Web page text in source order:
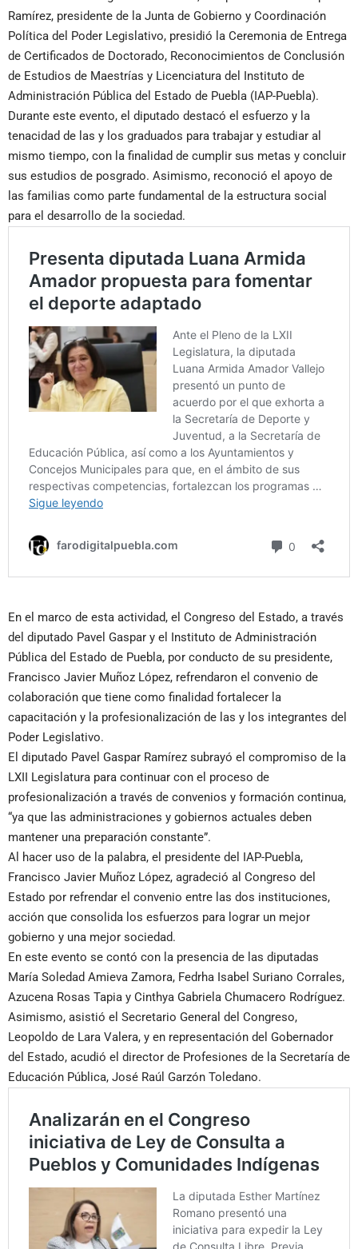
Ramírez, presidente de la Junta de Gobierno y Coordinación
Política del Poder Legislativo, presidió la Ceremonia de Entrega
de Certificados de Doctorado, Reconocimientos de Conclusión
de Estudios de Maestrías y Licenciatura del Instituto de
Administración Pública del Estado de Puebla (IAP-Puebla).
Durante este evento, el diputado destacó el esfuerzo y la
tenacidad de las y los graduados para trabajar y estudiar al
mismo tiempo, con la finalidad de cumplir sus metas y concluir
sus estudios de posgrado. Asimismo, reconoció el apoyo de
las familias como parte fundamental de la estructura social
para el desarrollo de la sociedad.
En el marco de esta actividad, el Congreso del Estado, a través
del diputado Pavel Gaspar y el Instituto de Administración
Pública del Estado de Puebla, por conducto de su presidente,
Francisco Javier Muñoz López, refrendaron el convenio de
colaboración que tiene como finalidad fortalecer la
capacitación y la profesionalización de las y los integrantes del
Poder Legislativo.
El diputado Pavel Gaspar Ramírez subrayó el compromiso de la
LXII Legislatura para continuar con el proceso de
profesionalización a través de convenios y formación continua,
“ya que las administraciones y gobiernos actuales deben
mantener una preparación constante”.
Al hacer uso de la palabra, el presidente del IAP-Puebla,
Francisco Javier Muñoz López, agradeció al Congreso del
Estado por refrendar el convenio entre las dos instituciones,
acción que consolida los esfuerzos para lograr un mejor
gobierno y una mejor sociedad.
En este evento se contó con la presencia de las diputadas
María Soledad Amieva Zamora, Fedrha Isabel Suriano Corrales,
Azucena Rosas Tapia y Cinthya Gabriela Chumacero Rodríguez.
Asimismo, asistió el Secretario General del Congreso,
Leopoldo de Lara Valera, y en representación del Gobernador
del Estado, acudió el director de Profesiones de la Secretaría de
Educación Pública, José Raúl Garzón Toledano.